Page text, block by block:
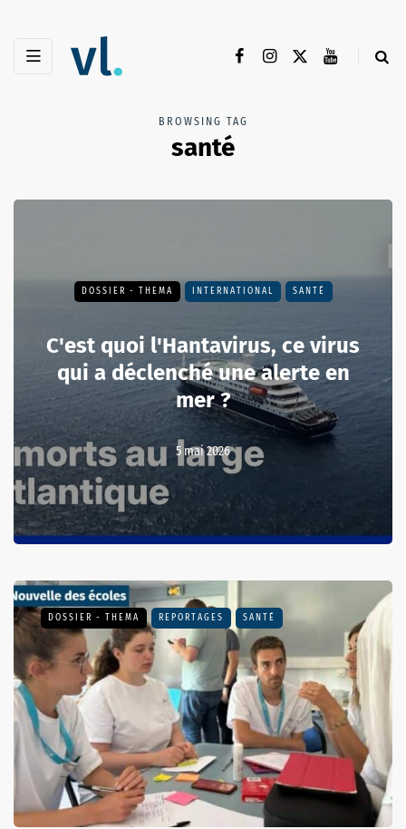
BROWSING TAG
santé
DOSSIER - THEMA INTERNATIONAL SANTÉ
C'est quoi l'Hantavirus, ce virus
qui a déclenché une alerte en
mer ?
5 mai 2026
DOSSIER - THEMA REPORTAGES SANTÉ